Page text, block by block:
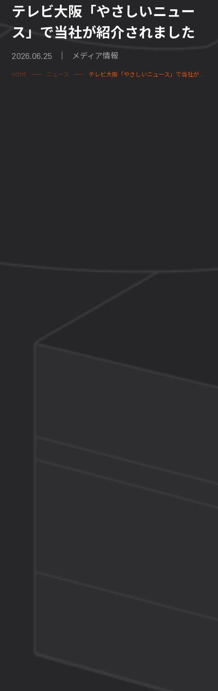
テレビ大阪「やさしいニュー
ス」で当社が紹介されました
2026.06.25 メディア情報
HOME ニュース テレビ大阪「やさしいニュース」で当社が紹介されました